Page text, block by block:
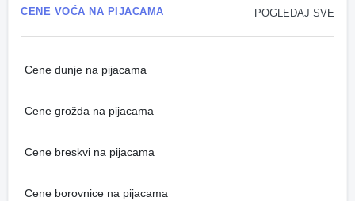
POGLEDAJ SVE
CENE VOĆA NA PIJACAMA
Cene dunje na pijacama
Cene grožđa na pijacama
Cene breskvi na pijacama
Cene borovnice na pijacama